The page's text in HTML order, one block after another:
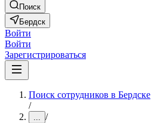
Поиск
Бердск
Войти
Войти
Зарегистрироваться
Поиск сотрудников в Бердске
/
... /